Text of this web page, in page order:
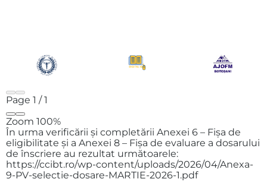
Page 1 /1
Zoom 100%
În urma verificării și completării Anexei 6 – Fișa de
eligibilitate și a Anexei 8 – Fișa de evaluare a dosarului
de înscriere au rezultat următoarele:
https://ccibt.ro/wp-content/uploads/2026/04/Anexa-
9-PV-selectie-dosare-MARTIE-2026-1.pdf